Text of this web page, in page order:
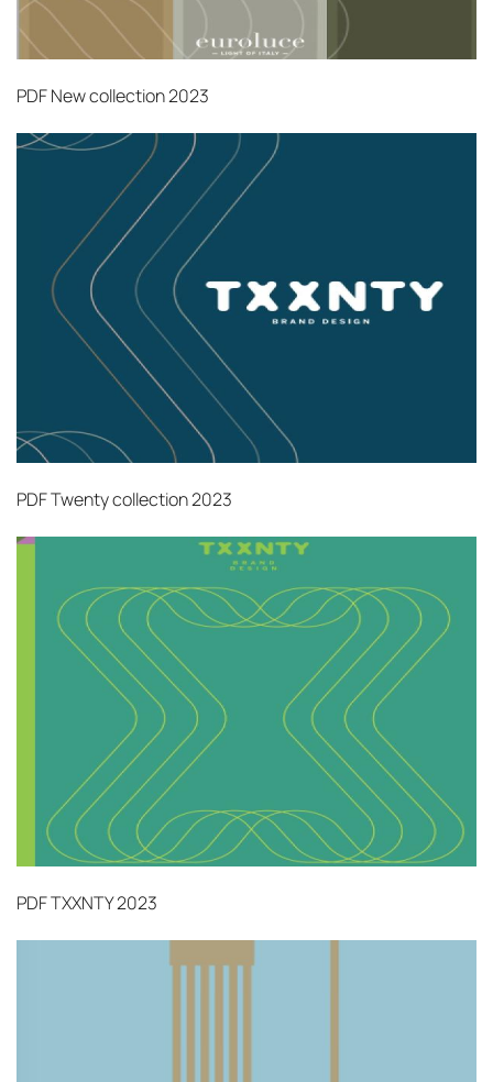
Страхование груза
Все международные
поставки застрахованы в соответствии с
выбрать дополнительное страхование для
критичных партий товара.
PDFNew collection 2023
PDFTwenty collection 2023
PDFTXXNTY 2023